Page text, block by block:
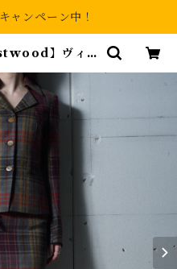
ャンペーン中！
】ヴィヴ
・スカートセッ
＆yellow |